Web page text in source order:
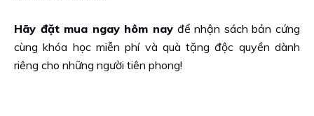
Hãy đặt mua ngay hôm nay để nhận sách bản cứng
cùng khóa học miễn phí và quà tặng độc quyền dành
riêng cho những người tiên phong!